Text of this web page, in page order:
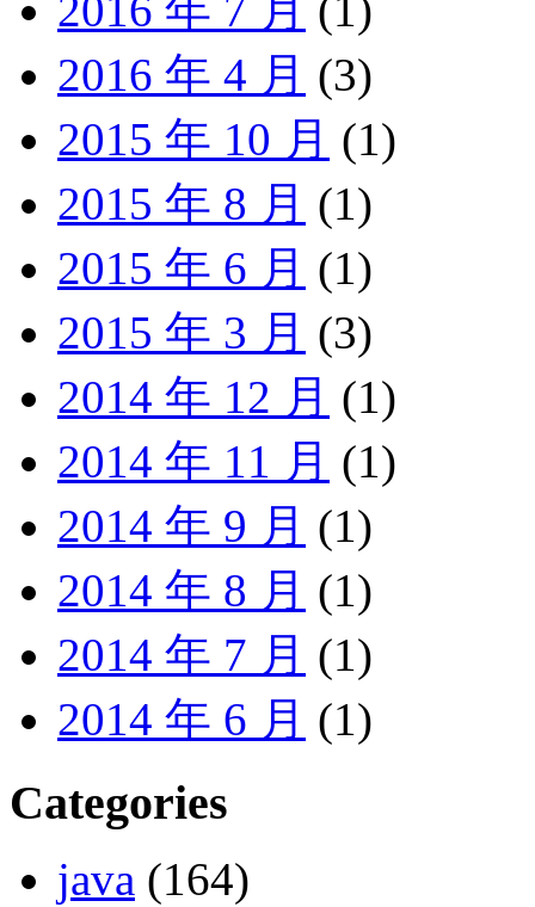
2016 年 4 月 (3)
2015 年 10 月 (1)
2015 年 8 月 (1)
2015 年 6 月 (1)
2015 年 3 月 (3)
2014 年 12 月 (1)
2014 年 11 月 (1)
2014 年 9 月 (1)
2014 年 8 月 (1)
2014 年 7 月 (1)
2014 年 6 月 (1)
Categories
java (164)